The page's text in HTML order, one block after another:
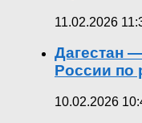
11.02.2026
Дагестан
России по
10.02.2026